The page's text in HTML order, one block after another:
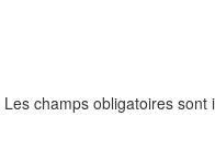
Les champs obligatoires sont